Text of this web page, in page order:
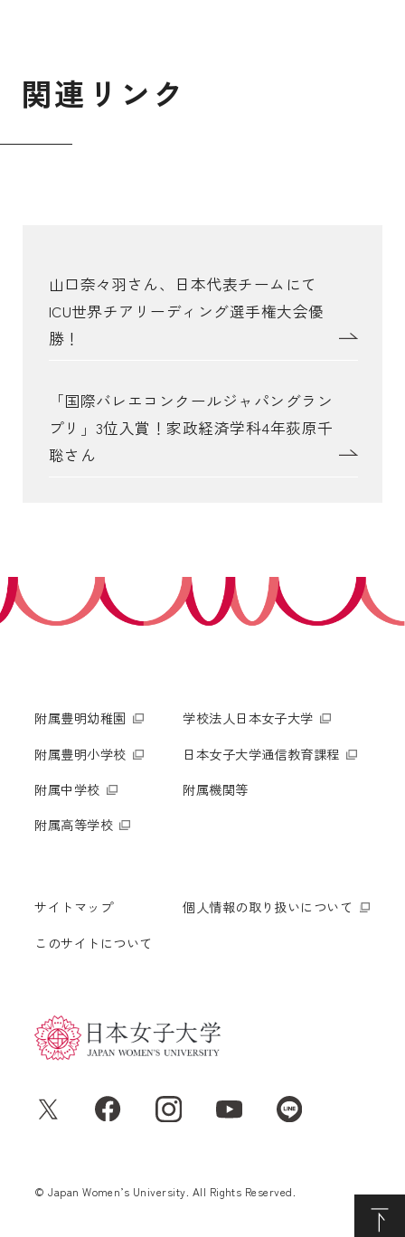
関連 リ ン ク
山口奈々羽さん、日本代表チームにて
ICU世界チアリーディング選手権大会優
勝！
「国際バレエコンクールジャパングラン
プリ」3位入賞！家政経済学科4年荻原千
聡さん
© Japan Women’s University. All Rights Reserved.
附属豊明幼稚園
附属豊明小学校
附属中学校
附属高等学校
学校法人日本女子大学
日本女子大学通信教育課程
附属機関等
サイトマップ
このサイトについて
個人情報の取り扱いについて